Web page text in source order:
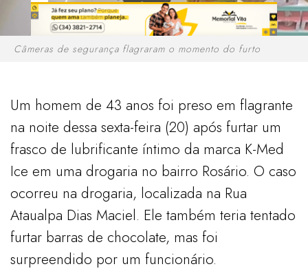
Câmeras de segurança flagraram o momento do furto
Um homem de 43 anos foi preso em flagrante
na noite dessa sexta-feira (20) após furtar um
frasco de lubrificante íntimo da marca K-Med
Ice em uma drogaria no bairro Rosário. O caso
ocorreu na drogaria, localizada na Rua
Ataualpa Dias Maciel. Ele também teria tentado
furtar barras de chocolate, mas foi
surpreendido por um funcionário.